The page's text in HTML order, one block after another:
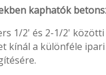
kaphatók
1/2' és 2-1/2'
kínál a különféle